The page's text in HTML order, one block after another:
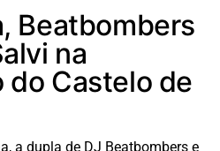
Beatbombers
na
do Castelo de
a dupla de DJ Beatbombers e